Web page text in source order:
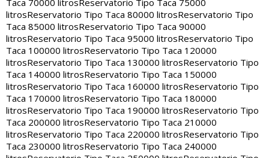
Taca 70000 litros Reservatorio Tipo Taca 75000
litrosReservatorio Tipo Taca 80000 litrosReservatorio Tipo
Taca 85000 litrosReservatorio Tipo Taca 90000
litrosReservatorio Tipo Taca 95000 litrosReservatorio Tipo
Taca 100000 litrosReservatorio Tipo Taca 120000
litrosReservatorio Tipo Taca 130000 litrosReservatorio Tipo
Taca 140000 litrosReservatorio Tipo Taca 150000
litrosReservatorio Tipo Taca 160000 litrosReservatorio Tipo
Taca 170000 litrosReservatorio Tipo Taca 180000
litrosReservatorio Tipo Taca 190000 litrosReservatorio Tipo
Taca 200000 litrosReservatorio Tipo Taca 210000
litrosReservatorio Tipo Taca 220000 litrosReservatorio Tipo
Taca 230000 litrosReservatorio Tipo Taca 240000